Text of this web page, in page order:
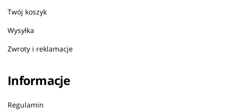
Twój koszyk
Wysyłka
Zwroty i reklamacje
Informacje
Regulamin